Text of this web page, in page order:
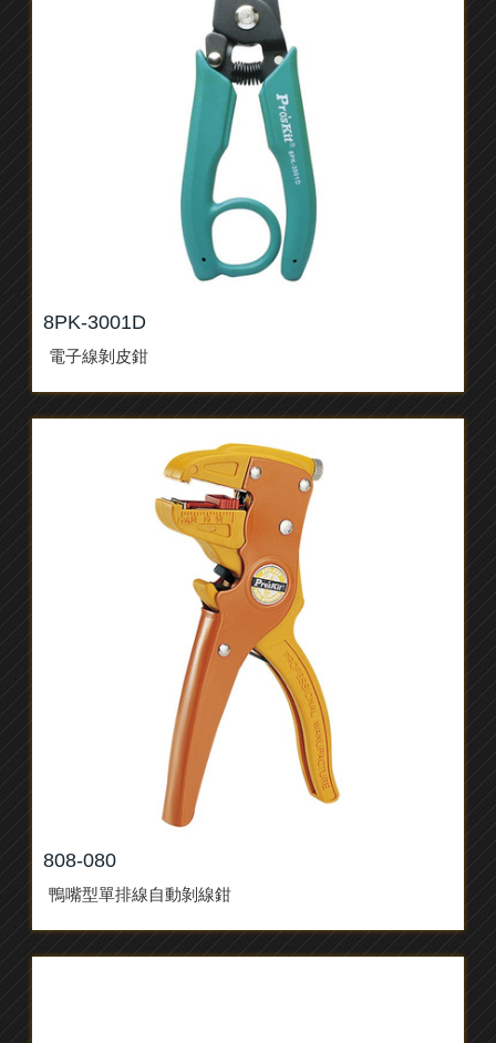
8PK-3001D
電子線剝皮鉗
808-080
鴨嘴型單排線自動剝線鉗